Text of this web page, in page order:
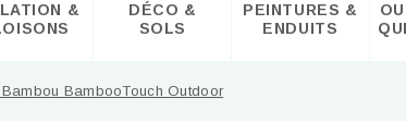
&
DÉCO &
SOLS
PEINTURES &
ENDUITS
BambooTouch Outdoor